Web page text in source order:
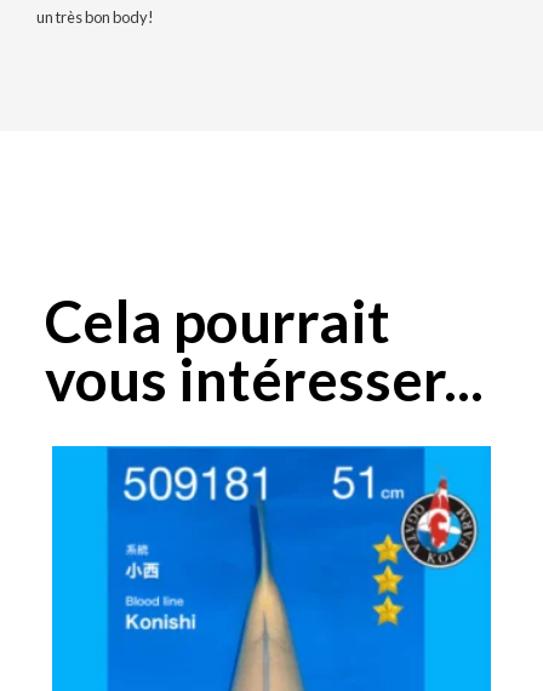
un très bon body!
Cela pourrait
vous intéresser...